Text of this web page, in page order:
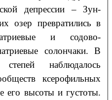
депрессии – Зун-
озер превратились в
и содово-
солончаки. В
наблюдалось
ксерофильных
его высоты и густоты.